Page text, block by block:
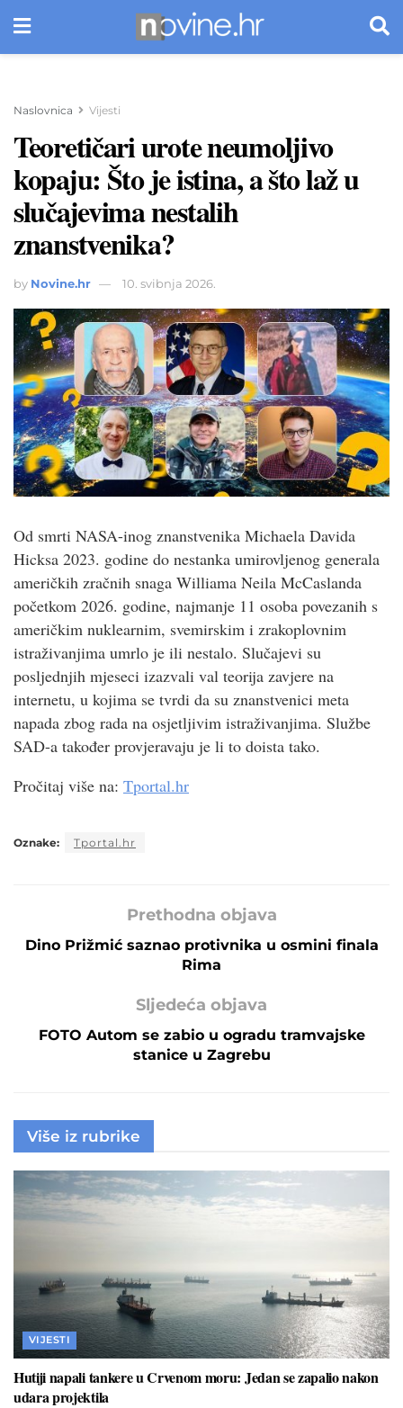
Naslovnica Vijesti
Teoretičari urote neumoljivo
kopaju: Što je istina, a što laž u
slučajevima nestalih
znanstvenika?
by Novine.hr 10. svibnja 2026.
Od smrti NASA-inog znanstvenika Michaela Davida
Hicksa 2023. godine do nestanka umirovljenog generala
američkih zračnih snaga Williama Neila McCaslanda
početkom 2026. godine, najmanje 11 osoba povezanih s
američkim nuklearnim, svemirskim i zrakoplovnim
istraživanjima umrlo je ili nestalo. Slučajevi su
posljednjih mjeseci izazvali val teorija zavjere na
internetu, u kojima se tvrdi da su znanstvenici meta
napada zbog rada na osjetljivim istraživanjima. Službe
SAD-a također provjeravaju je li to doista tako.
Pročitaj više na: Tportal.hr
Oznake: Tportal.hr
Prethodna objava
Dino Prižmić saznao protivnika u osmini finala
Rima
Sljedeća objava
FOTO Autom se zabio u ogradu tramvajske
stanice u Zagrebu
Više iz rubrike
VIJESTI
Hutiji napali tankere u Crvenom moru: Jedan se zapalio nakon
udara projektila